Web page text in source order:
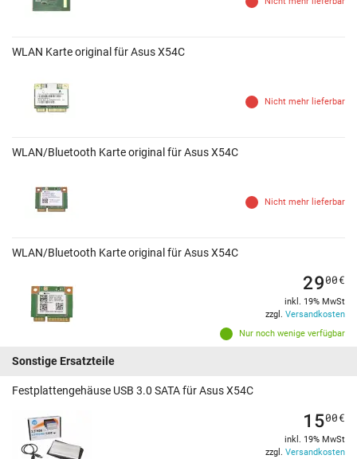
WLAN Karte original für Asus X54C
Nicht mehr lieferbar
WLAN/Bluetooth Karte original für Asus X54C
Nicht mehr lieferbar
WLAN/Bluetooth Karte original für Asus X54C
Nur noch wenige verfügbar
2900€
inkl. 19% MwSt
zzgl. Versandkosten
Sonstige Ersatzteile
Festplattengehäuse USB 3.0 SATA für Asus X54C
1500€
inkl. 19% MwSt
zzgl. Versandkosten